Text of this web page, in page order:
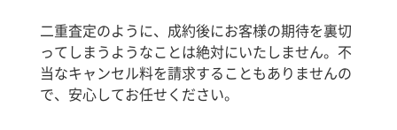
二重査定のように、成約後にお客様の期待を裏切
ってしまうようなことは絶対にいたしません。不
当なキャンセル料を請求することもありませんの
で、安心してお任せください。